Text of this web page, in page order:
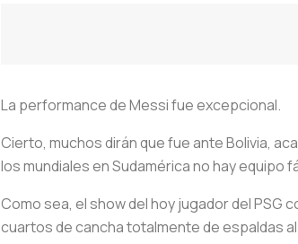
La performance de Messi fue excepcional.
Cierto, muchos dirán que fue ante Bolivia,
los mundiales en Sudamérica no hay equipo
Como sea, el show del hoy jugador del PSG
cuartos de cancha totalmente de espaldas